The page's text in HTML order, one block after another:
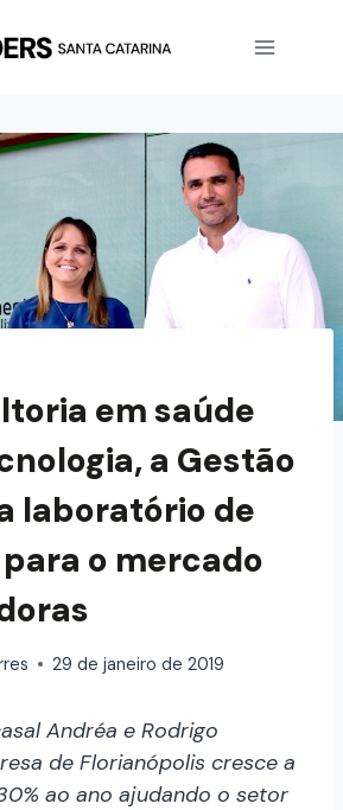
em saúde
a Gestão
laboratório de
o mercado
29 de janeiro de 2019
Andréa e Rodrigo
de Florianópolis cresce a
ao ano ajudando o setor